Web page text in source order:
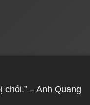
chói.” – Anh Quang